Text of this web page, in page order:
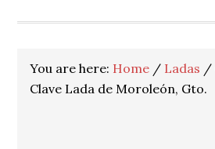
You are here: Home / Ladas /
Clave Lada de Moroleón, Gto.